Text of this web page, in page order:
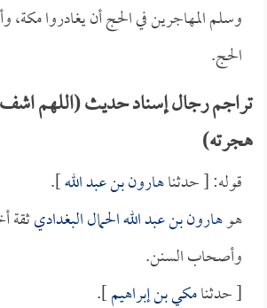
وسلم المهاجرين في الحج أن يغادروا مكة،
الحج.
تراجم رجال إسناد حديث (اللهم
هجرته)
قوله: [ حدثناهارون بن عبد الله].
هوهارون بن عبد الله الحمال البغداديثقة
وأصحاب السنن.
[ حدثنامكي بن إبراهيم].